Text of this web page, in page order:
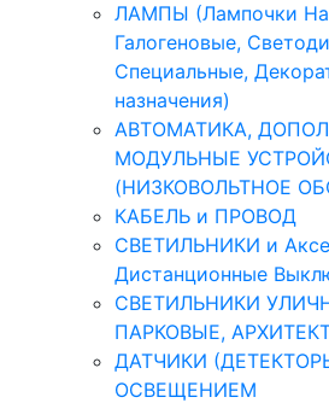
ЛАМПЫ (Лампочки
Галогеновые,
Специальные,
назначения)
АВТОМАТИКА,
МОДУЛЬНЫЕ
(НИЗКОВОЛЬТНОЕ
КАБЕЛЬ и ПРОВОД
СВЕТИЛЬНИКИ и
Дистанционные
СВЕТИЛЬНИКИ
ПАРКОВЫЕ,
ДАТЧИКИ
ОСВЕЩЕНИЕМ